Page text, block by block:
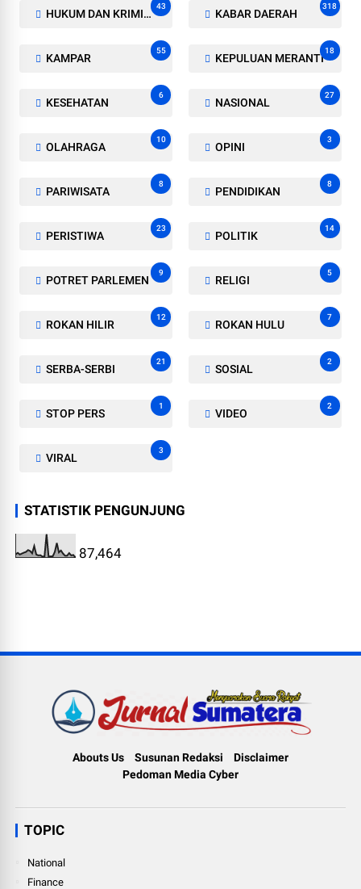
HUKUM DAN KRIMINAL
43
KABAR DAERAH
318
KAMPAR
55
KEPULUAN MERANTI
18
KESEHATAN
6
NASIONAL
27
OLAHRAGA
10
OPINI
3
PARIWISATA
8
PENDIDIKAN
8
PERISTIWA
23
POLITIK
14
POTRET PARLEMEN
9
RELIGI
5
ROKAN HILIR
12
ROKAN HULU
7
SERBA-SERBI
21
SOSIAL
2
STOP PERS
1
VIDEO
2
VIRAL
3
STATISTIK PENGUNJUNG
87,464
Abouts Us Susunan Redaksi
Disclaimer
Pedoman Media Cyber
TOPIC
National
Finance